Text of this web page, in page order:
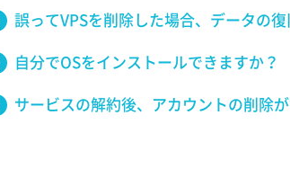
誤ってVPSを削除した場合、データの
自分でOSをインストールできますか？
サービスの解約後、アカウントの削除